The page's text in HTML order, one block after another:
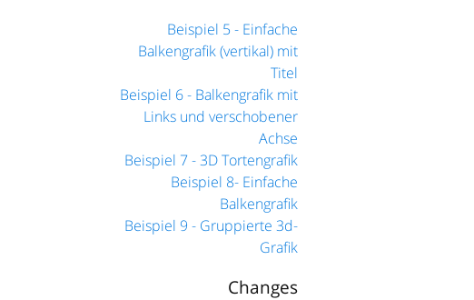
Beispiel 5 - Einfache
Balkengrafik (vertikal) mit
Titel
Beispiel 6 - Balkengrafik mit
Links und verschobener
Achse
Beispiel 7 - 3D Tortengrafik
Beispiel 8- Einfache
Balkengrafik
Beispiel 9 - Gruppierte 3d-
Grafik
Changes